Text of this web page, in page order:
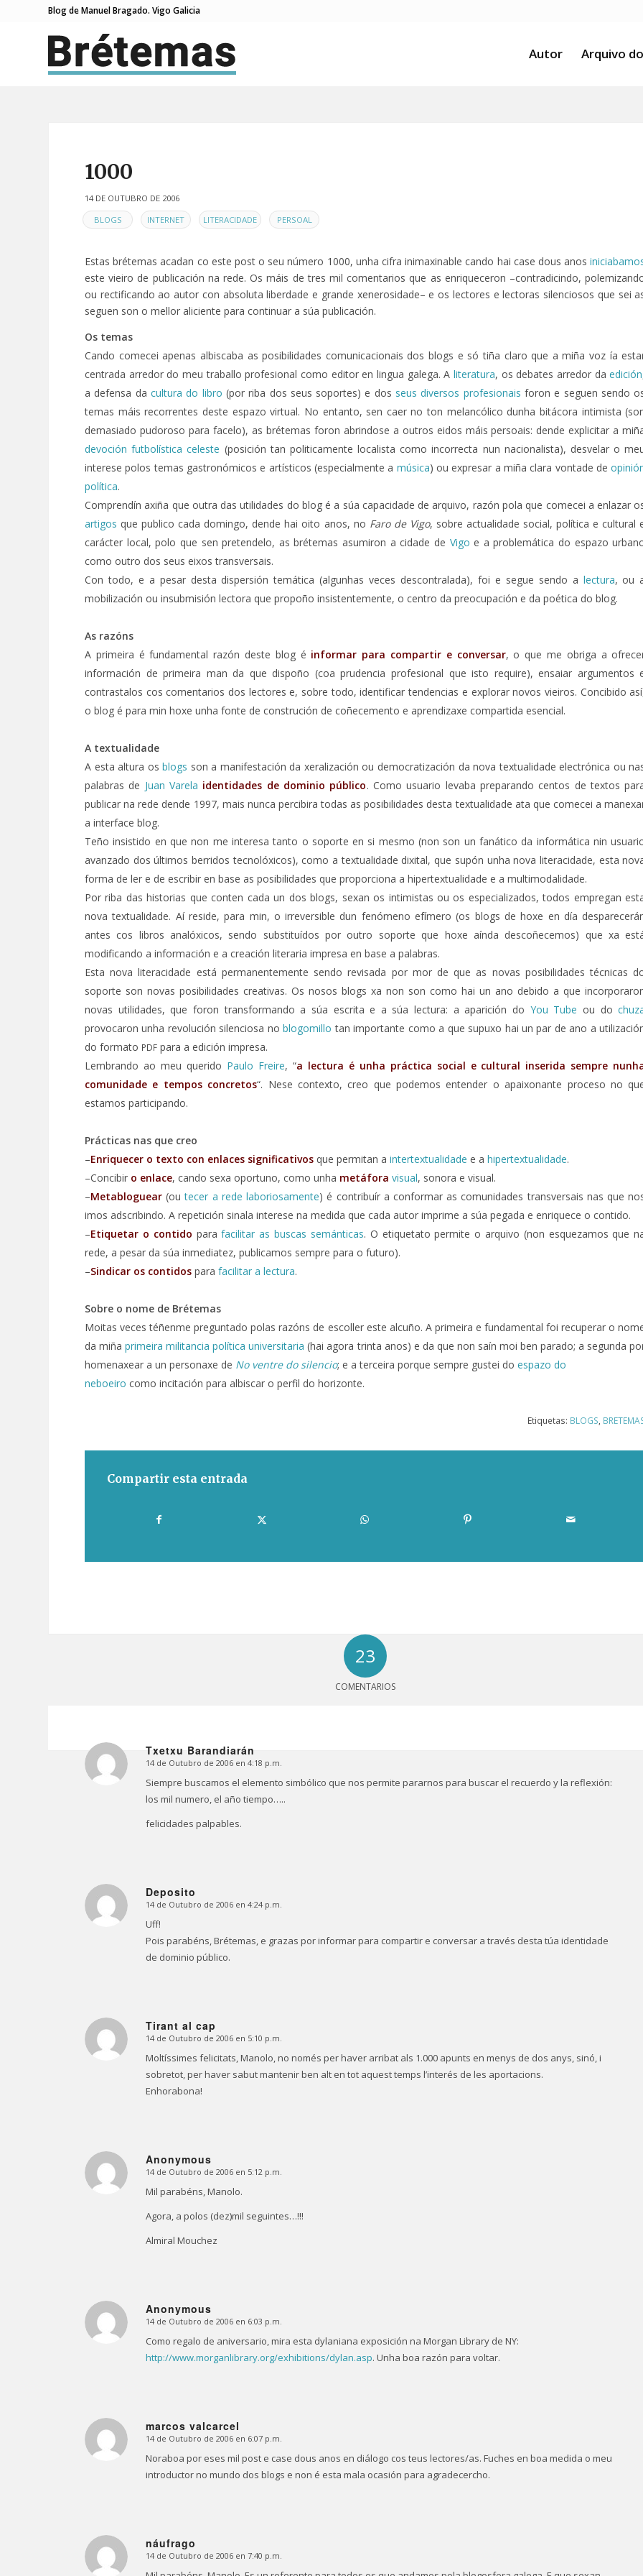
Blog de Manuel Bragado. Vigo Galicia
Autor Arquivo
1000
14 DE OUTUBRO DE 2006
EN
BLOGS INTERNET LITERACIDADE PERSOAL
Estas brétemas acadan co este post o seu número 1000, unha cifra inimaxinable cando hai case dous anos
este vieiro de publicación na rede. Os máis de tres mil comentarios que as enriqueceron –contradicindo,
ou rectificando ao autor con absoluta liberdade e grande xenerosidade– e os lectores e lectoras silenciosos que sei
seguen son o mellor aliciente para continuar a súa publicación.
Os temas
Cando comecei apenas albiscaba as posibilidades comunicacionais dos blogs e só tiña claro que a miña voz ía
centrada arredor do meu traballo profesional como editor en lingua galega. A literatura, os debates arredor daedición
a defensa da cultura do libro (por riba dos seus soportes) e dos seus diversos profesionais foron e seguen sendo
temas máis recorrentes deste espazo virtual. No entanto, sen caer no ton melancólico dunha bitácora intimista
demasiado pudoroso para facelo), as brétemas foron abrindose a outros eidos máis persoais: dende explicitar a
devoción futbolística celeste (posición tan politicamente localista como incorrecta nun nacionalista), desvelar o
interese polos temas gastronómicos e artísticos (especialmente a música) ou expresar a miña clara vontade de
política.
Comprendín axiña que outra das utilidades do blog é a súa capacidade de arquivo, razón pola que comecei a enlazar
artigos que publico cada domingo, dende hai oito anos, no Faro de Vigo, sobre actualidade social, política e cultural
carácter local, polo que sen pretendelo, as brétemas asumiron a cidade de Vigo e a problemática do espazo
como outro dos seus eixos transversais.
Con todo, e a pesar desta dispersión temática (algunhas veces descontralada), foi e segue sendo a lectura, ou
mobilización ou insubmisión lectora que propoño insistentemente, o centro da preocupación e da poética do blog.
As razóns
A primeira é fundamental razón deste blog é informar para compartir e conversar, o que me obriga a
información de primeira man da que dispoño (coa prudencia profesional que isto require), ensaiar argumentos
contrastalos cos comentarios dos lectores e, sobre todo, identificar tendencias e explorar novos vieiros. Concibido
o blog é para min hoxe unha fonte de construción de coñecemento e aprendizaxe compartida esencial.
A textualidade
A esta altura osblogs son a manifestación da xeralización ou democratización da nova textualidade electrónica ou
palabras de Juan Varela identidades de dominio público. Como usuario levaba preparando centos de textos
publicar na rede dende 1997, mais nunca percibira todas as posibilidades desta textualidade ata que comecei a
a interface blog.
Teño insistido en que non me interesa tanto o soporte en si mesmo (non son un fanático da informática nin
avanzado dos últimos berridos tecnolóxicos), como a textualidade dixital, que supón unha nova literacidade, esta
forma de ler e de escribir en base as posibilidades que proporciona a hipertextualidade e a multimodalidade.
Por riba das historias que conten cada un dos blogs, sexan os intimistas ou os especializados, todos empregan
nova textualidade. Aí reside, para min, o irreversible dun fenómeno efímero (os blogs de hoxe en día
antes cos libros analóxicos, sendo substituídos por outro soporte que hoxe aínda descoñecemos) que xa
modificando a información e a creación literaria impresa en base a palabras.
Esta nova literacidade está permanentemente sendo revisada por mor de que as novas posibilidades técnicas
soporte son novas posibilidades creativas. Os nosos blogs xa non son como hai un ano debido a que
novas utilidades, que foron transformando a súa escrita e a súa lectura: a aparición do You Tube ou do
provocaron unha revolución silenciosa noblogomillo tan importante como a que supuxo hai un par de ano a
do formato PDF para a edición impresa.
Lembrando ao meu querido Paulo Freire, “a lectura é unha práctica social e cultural inserida sempre
comunidade e tempos concretos“. Nese contexto, creo que podemos entender o apaixonante proceso no
estamos participando.
Prácticas nas que creo
–Enriquecer o texto con enlaces significativos que permitan a intertextualidade e a hipertextualidade.
–Concibir o enlace, cando sexa oportuno, como unha metáfora visual, sonora e visual.
–Metabloguear (outecer a rede laboriosamente) é contribuír a conformar as comunidades transversais nas que
imos adscribindo. A repetición sinala interese na medida que cada autor imprime a súa pegada e enriquece o contido.
–Etiquetar o contido parafacilitar as buscas semánticas. O etiquetato permite o arquivo (non esquezamos que
rede, a pesar da súa inmediatez, publicamos sempre para o futuro).
–Sindicar os contidos para facilitar a lectura.
Sobre o nome de Brétemas
Moitas veces téñenme preguntado polas razóns de escoller este alcuño. A primeira e fundamental foi recuperar o
da miñaprimeira militancia política universitaria (hai agora trinta anos) e da que non saín moi ben parado; a segunda
homenaxear a un personaxe de No ventre do silencio; e a terceira porque sempre gustei do espazo do
neboeiro como incitación para albiscar o perfil do horizonte.
Etiquetas: BLOGS
Compartir esta entrada
23
COMENTARIOS
Txetxu Barandiarán
Dice:
14 de Outubro de 2006 en 4:18 p.m.
Siempre buscamos el elemento simbólico que nos permite pararnos para buscar el recuerdo y la reflexión:
los mil numero, el año tiempo…..
felicidades palpables.
Deposito
Dice:
14 de Outubro de 2006 en 4:24 p.m.
Uff!
Pois parabéns, Brétemas, e grazas por informar para compartir e conversar a través desta túa identidade
de dominio público.
Tirant al cap
Dice:
14 de Outubro de 2006 en 5:10 p.m.
Moltíssimes felicitats, Manolo, no només per haver arribat als 1.000 apunts en menys de dos anys, sinó, i
sobretot, per haver sabut mantenir ben alt en tot aquest temps l’interés de les aportacions.
Enhorabona!
Anonymous
Dice:
14 de Outubro de 2006 en 5:12 p.m.
Mil parabéns, Manolo.
Agora, a polos (dez)mil seguintes…!!!
Almiral Mouchez
Anonymous
Dice:
14 de Outubro de 2006 en 6:03 p.m.
Como regalo de aniversario, mira esta dylaniana exposición na Morgan Library de NY:
http://www.morganlibrary.org/exhibitions/dylan.asp. Unha boa razón para voltar.
marcos valcarcel
Dice:
14 de Outubro de 2006 en 6:07 p.m.
Noraboa por eses mil post e case dous anos en diálogo cos teus lectores/as. Fuches en boa medida o meu
introductor no mundo dos blogs e non é esta mala ocasión para agradecercho.
náufrago
Dice:
14 de Outubro de 2006 en 7:40 p.m.